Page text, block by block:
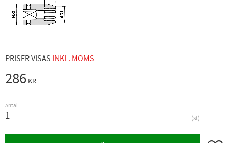
PRISER VISAS INKL. MOMS
286 KR
Antal
st